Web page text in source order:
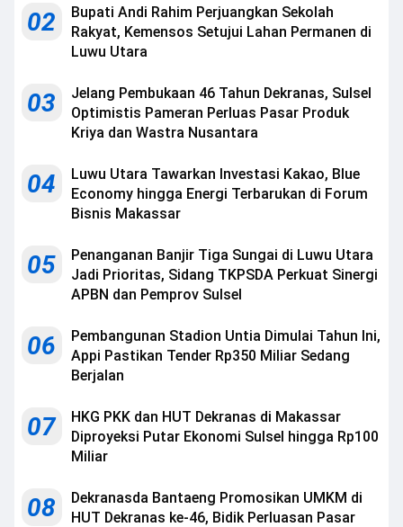
02
Bupati Andi Rahim Perjuangkan Sekolah
Rakyat, Kemensos Setujui Lahan Permanen di
Luwu Utara
03
Jelang Pembukaan 46 Tahun Dekranas, Sulsel
Optimistis Pameran Perluas Pasar Produk
Kriya dan Wastra Nusantara
04
Luwu Utara Tawarkan Investasi Kakao, Blue
Economy hingga Energi Terbarukan di Forum
Bisnis Makassar
05
Penanganan Banjir Tiga Sungai di Luwu Utara
Jadi Prioritas, Sidang TKPSDA Perkuat Sinergi
APBN dan Pemprov Sulsel
06
Pembangunan Stadion Untia Dimulai Tahun Ini,
Appi Pastikan Tender Rp350 Miliar Sedang
Berjalan
07
HKG PKK dan HUT Dekranas di Makassar
Diproyeksi Putar Ekonomi Sulsel hingga Rp100
Miliar
08
Dekranasda Bantaeng Promosikan UMKM di
HUT Dekranas ke-46, Bidik Perluasan Pasar